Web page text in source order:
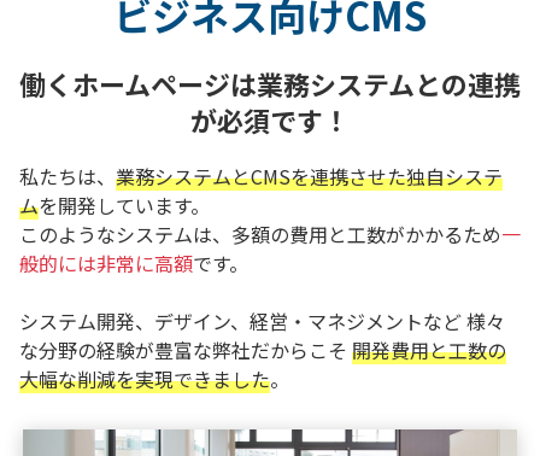
ビジネス向けCMS
働くホームページは業務システムとの連携
が必須です！
私たちは、 業務システムとCMSを連携させた独自システ
ムを開発しています。
このようなシステムは、多額の費用と工数がかかるため一
般的には非常に高額です。
システム開発、デザイン、経営・マネジメントなど様々
な分野の経験が豊富な弊社だからこそ 開発費用と工数の
大幅な削減を実現できました。